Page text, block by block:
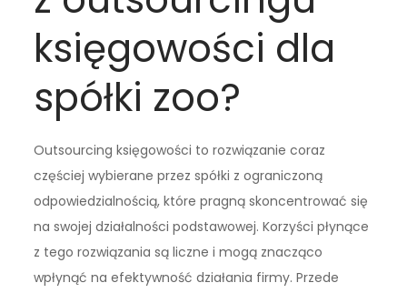
księgowości dla
spółki zoo?
Outsourcing księgowości to rozwiązanie coraz
częściej wybierane przez spółki z ograniczoną
odpowiedzialnością, które pragną skoncentrować się
na swojej działalności podstawowej. Korzyści płynące
z tego rozwiązania są liczne i mogą znacząco
wpłynąć na efektywność działania firmy. Przede